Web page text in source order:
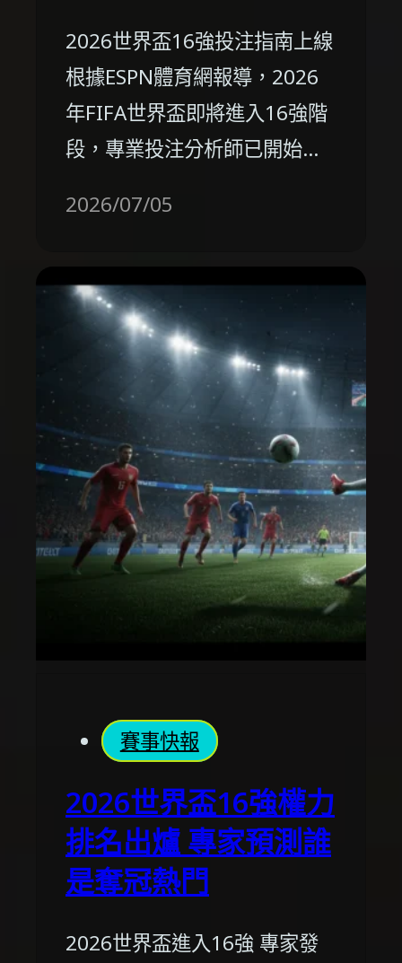
2026世界盃16強投注指南上線
根據ESPN體育網報導，2026
年FIFA世界盃即將進入16強階
段，專業投注分析師已開始…
2026/07/05
賽事快報
2026世界盃16強權力
排名出爐 專家預測誰
是奪冠熱門
2026世界盃進入16強 專家發